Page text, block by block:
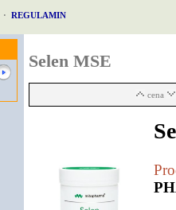
· REGULAMIN
Selen MSE
cena